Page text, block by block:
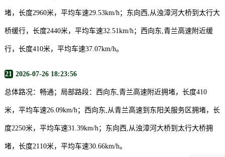
堵，长度2960米，平均车速29.53km/h；东向西,从浊漳河大桥到太行大
桥缓行，长度2440米，平均车速32.51km/h；西向东,青兰高速附近缓
行，长度410米，平均车速37.07km/h。
21 2026-07-26 18:23:56
总体路况：畅通；局部路段：西向东,青兰高速附近拥堵，长度410
米，平均车速26.09km/h；西向东,从青兰高速到东阳关服务区拥堵，长
度2250米，平均车速31.39km/h；东向西,从浊漳河大桥到太行大桥拥
堵，长度2110米，平均车速30.66km/h。